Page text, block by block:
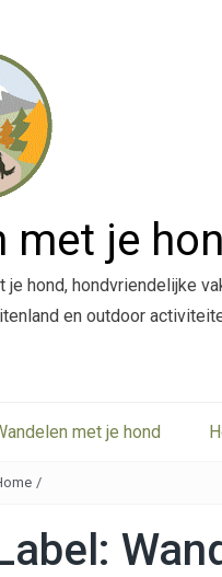
met je
je hond, hondvriendelijke
en outdoor
met je hond
/